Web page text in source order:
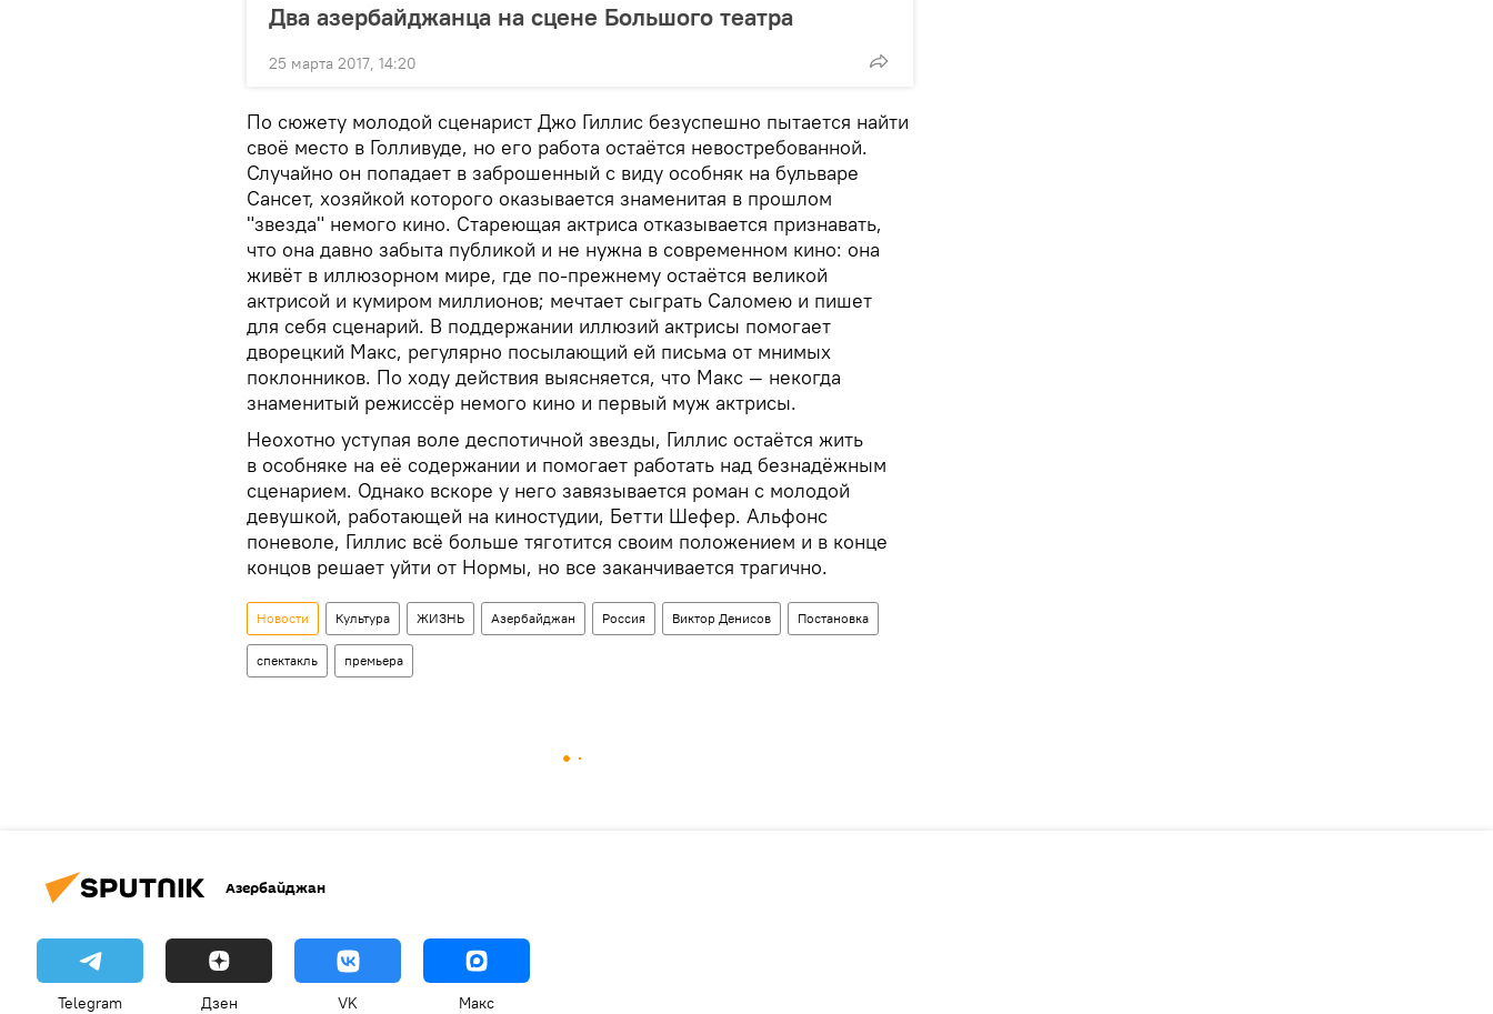
Два азербайджанца на сцене Большого театра
25 марта 2017, 14:20
По сюжету молодой сценарист Джо Гиллис безуспешно пытается найти
своё место в Голливуде, но его работа остаётся невостребованной.
Случайно он попадает в заброшенный с виду особняк на бульваре
Сансет, хозяйкой которого оказывается знаменитая в прошлом
"звезда" немого кино. Стареющая актриса отказывается признавать,
что она давно забыта публикой и не нужна в современном кино: она
живёт в иллюзорном мире, где по-прежнему остаётся великой
актрисой и кумиром миллионов; мечтает сыграть Саломею и пишет
для себя сценарий. В поддержании иллюзий актрисы помогает
дворецкий Макс, регулярно посылающий ей письма от мнимых
поклонников. По ходу действия выясняется, что Макс — некогда
знаменитый режиссёр немого кино и первый муж актрисы.
Неохотно уступая воле деспотичной звезды, Гиллис остаётся жить
в особняке на её содержании и помогает работать над безнадёжным
сценарием. Однако вскоре у него завязывается роман с молодой
девушкой, работающей на киностудии, Бетти Шефер. Альфонс
поневоле, Гиллис всё больше тяготится своим положением и в конце
концов решает уйти от Нормы, но все заканчивается трагично.
Новости Культура ЖИЗНЬ Азербайджан Россия Виктор Денисов Постановка
спектакль премьера
Азербайджан
Telegram Дзен VK Макс